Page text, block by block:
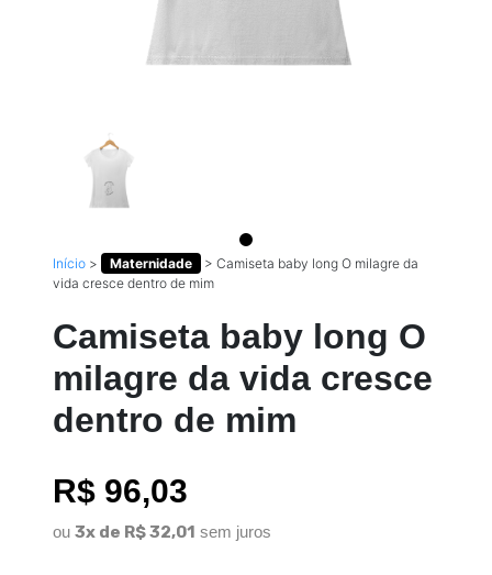
Início > Maternidade > Camiseta baby long O milagre da
vida cresce dentro de mim
Camiseta baby long O
milagre da vida cresce
dentro de mim
R$ 96,03
ou 3x de R$ 32,01 sem juros